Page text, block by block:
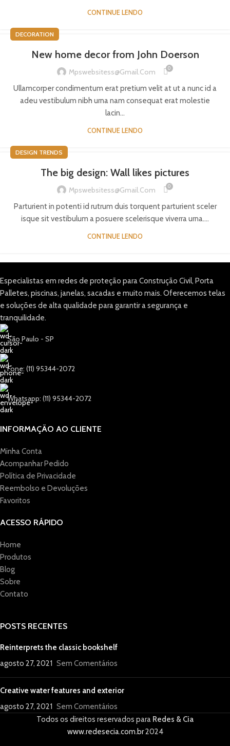
CONTINUE LENDO
DECORATION
New home decor from John Doerson
Mpswebsitess@gmail.com 0
Ullamcorper condimentum erat pretium velit at ut a nunc id a
adeu vestibulum nibh urna nam consequat erat molestie
lacin...
CONTINUE LENDO
DESIGN TRENDS
The big design: Wall likes pictures
Mpswebsitess@gmail.com 0
Parturient in potenti id rutrum duis torquent parturient sceler
isque sit vestibulum a posuere scelerisque viverra urna....
CONTINUE LENDO
Especialistas em redes de proteção para Construção Civil, Porta
Palletes, piscinas, janelas, sacadas e muito mais. Oferecemos telas
e soluções de alta qualidade para garantir a segurança e
tranquilidade.
São Paulo - SP
Fone: (11) 95344-2072
Whatsapp: (11) 95344-2072
INFORMAÇÃO AO CLIENTE
Minha Conta
Acompanhar Pedido
Política de Privacidade
Reembolso e Devoluções
Favoritos
ACESSO RÁPIDO
Home
Produtos
Blog
Sobre
Contato
POSTS RECENTES
Reinterprets the classic bookshelf
agosto 27, 2021 Sem Comentários
Creative water features and exterior
agosto 27, 2021 Sem Comentários
Todos os direitos reservados para Redes & Cia
www.redesecia.com.br2024